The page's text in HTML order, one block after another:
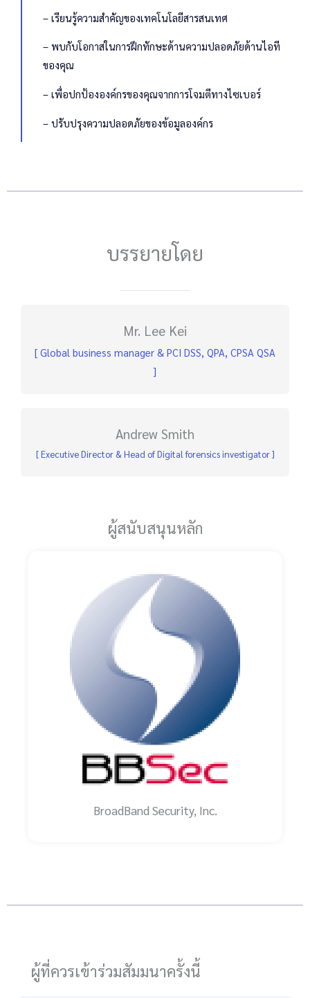
– เรียนรู้ความสำคัญของเทคโนโลยีสารสนเทศ
– พบกับโอกาสในการฝึกทักษะด้านความปลอดภัยด้านไอที
ของคุณ
– เพื่อปกป้ององค์กรของคุณจากการโจมตีทางไซเบอร์
– ปรับปรุงความปลอดภัยของข้อมูลองค์กร
บรรยายโดย
Mr. Lee Kei
[ Global business manager & PCI DSS, QPA, CPSA QSA
]
Andrew Smith
[ Executive Director & Head of Digital forensics investigator ]
ผู้สนับสนุนหลัก
BroadBand Security, Inc.
ผู้ที่ควรเข้าร่วมสัมมนาครั้งนี้